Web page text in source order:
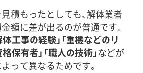
積もったとしても、解体業者
額に差が出るのが普通です。
体工事の経験」「重機などのリ
格保有者」「職人の技術」などが
って異なるためです。